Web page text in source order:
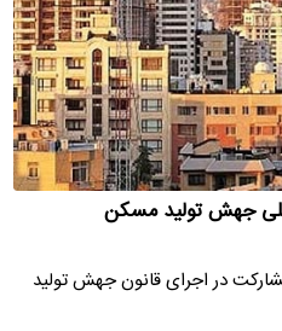
جهش تولید مسکن
در اجرای قانون جهش تولید